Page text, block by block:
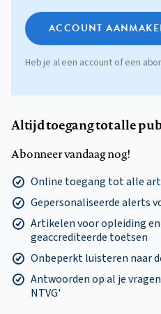
ACCOUNT
Heb je al een account of een
Altijd toegang tot alle
Abonneer vandaag nog!
Online toegang tot alle
Gepersonaliseerde alerts
Artikelen voor opleiding
geaccrediteerde toetsen
Onbeperkt luisteren naar
Antwoorden op al je
NTVG'